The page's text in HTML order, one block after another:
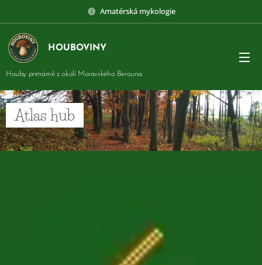
Amatérská mykologie
HOUBOVINY
Houby primárně z okolí Moravského Berouna
Atlas hub